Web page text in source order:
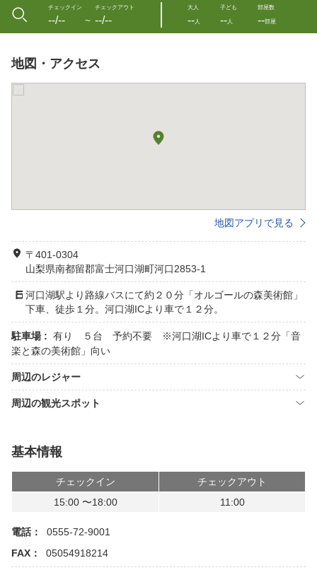
チェックイン
--/-- 〜
チェックアウト
--/--
大人
--人
子ども
--人
部屋数
--部屋
地図・アクセス
地図アプリで見る
〒401-0304
山梨県南都留郡富士河口湖町河口2853-1
河口湖駅より路線バスにて約２０分「オルゴールの森美術館」
下車、徒歩１分。河口湖ICより車で１２分。
駐車場 : 有り ５台 予約不要 ※河口湖ICより車で１２分「音
楽と森の美術館」向い
周辺のレジャー
周辺の観光スポット
基本情報
チェックイン
チェックアウト
15:00 〜18:00
11:00
電話：
0555-72-9001
FAX：
05054918214